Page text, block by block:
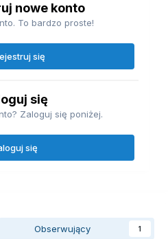
nowe konto
To bardzo proste!
się
się
Zaloguj się poniżej.
się
Obserwujący 1